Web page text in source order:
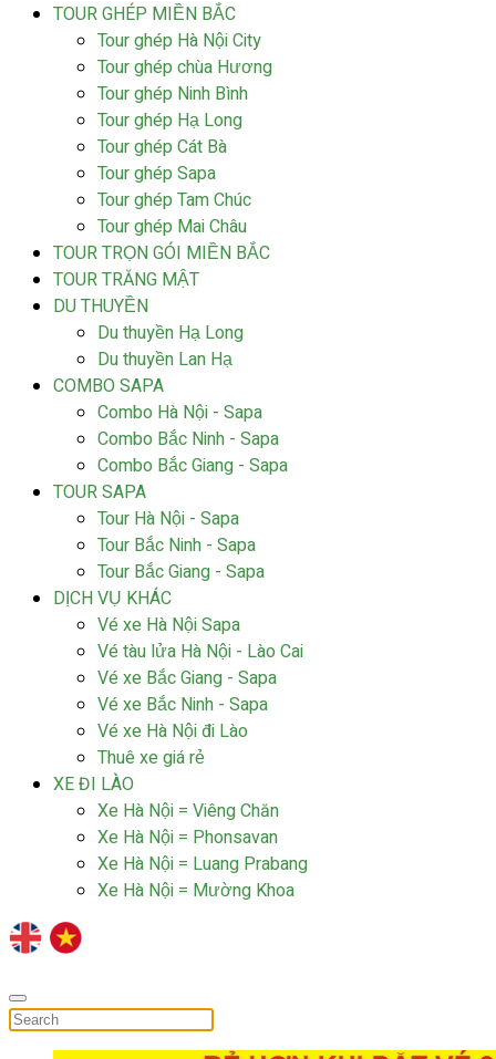
TOUR GHÉP MIỀN BẮC
Tour ghép Hà Nội City
Tour ghép chùa Hương
Tour ghép Ninh Bình
Tour ghép Hạ Long
Tour ghép Cát Bà
Tour ghép Sapa
Tour ghép Tam Chúc
Tour ghép Mai Châu
TOUR TRỌN GÓI MIỀN BẮC
TOUR TRĂNG MẬT
DU THUYỀN
Du thuyền Hạ Long
Du thuyền Lan Hạ
COMBO SAPA
Combo Hà Nội - Sapa
Combo Bắc Ninh - Sapa
Combo Bắc Giang - Sapa
TOUR SAPA
Tour Hà Nội - Sapa
Tour Bắc Ninh - Sapa
Tour Bắc Giang - Sapa
DỊCH VỤ KHÁC
Vé xe Hà Nội Sapa
Vé tàu lửa Hà Nội - Lào Cai
Vé xe Bắc Giang - Sapa
Vé xe Bắc Ninh - Sapa
Vé xe Hà Nội đi Lào
Thuê xe giá rẻ
XE ĐI LÀO
Xe Hà Nội = Viêng Chăn
Xe Hà Nội = Phonsavan
Xe Hà Nội = Luang Prabang
Xe Hà Nội = Mường Khoa